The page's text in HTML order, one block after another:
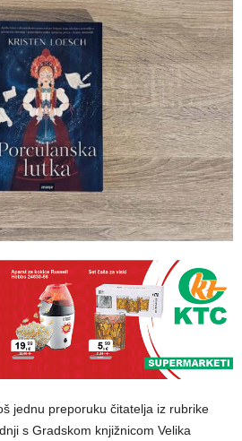
jednu preporuku čitatelja iz rubrike
s Gradskom knjižnicom Velika